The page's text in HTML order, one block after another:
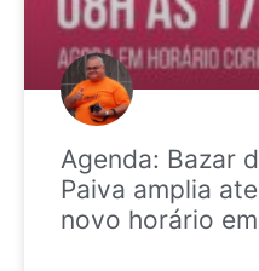
Agenda: Bazar
Paiva amplia
novo horário